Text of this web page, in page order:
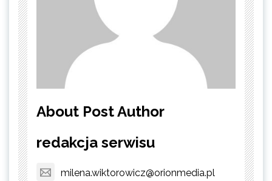
About Post Author
redakcja serwisu
milena.wiktorowicz@orionmedia.pl